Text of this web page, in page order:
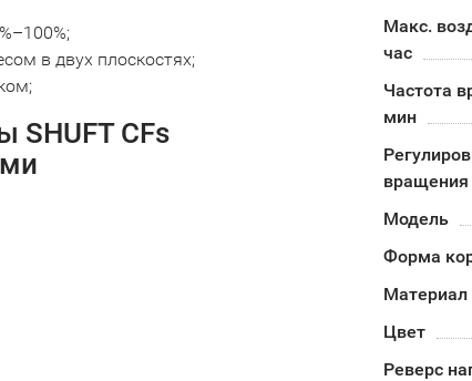
в двух плоскостях;
SHUFT CFs
Макс.
час
Частота
мин
вращения
Модель
Форма
Материал
Цвет
Реверс